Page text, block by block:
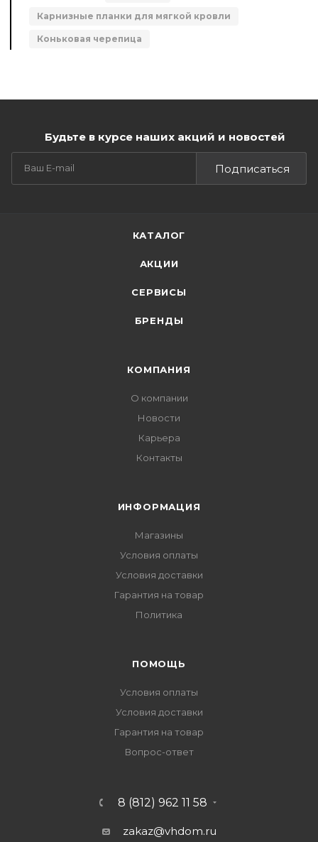
Карнизные планки для мягкой кровли
Коньковая черепица
Будьте в курсе наших акций и новостей
Подписаться
КАТАЛОГ
АКЦИИ
СЕРВИСЫ
БРЕНДЫ
КОМПАНИЯ
О компании
Новости
Карьера
Контакты
ИНФОРМАЦИЯ
Магазины
Условия оплаты
Условия доставки
Гарантия на товар
Политика
ПОМОЩЬ
Условия оплаты
Условия доставки
Гарантия на товар
Вопрос-ответ
8 (812) 962 11 58
zakaz@vhdom.ru